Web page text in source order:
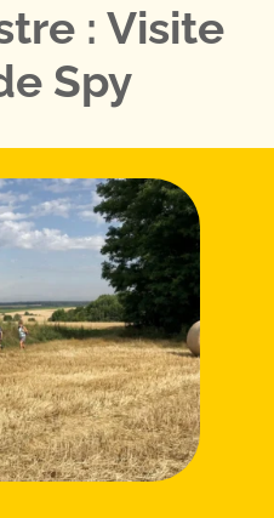
: Visite
Spy